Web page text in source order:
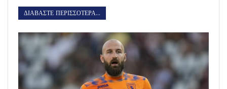
ΔΙΑΒΑΣΤΕ ΠΕΡΙΣΣΟΤΕΡΑ...